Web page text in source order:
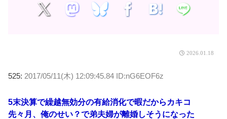
2026.01.18
525: 2017/05/11(木) 12:09:45.84 ID:nG6EOF6z
5末決算で繰越無効分の有給消化で暇だからカキコ
先々月、俺のせい？で弟夫婦が離婚しそうになった